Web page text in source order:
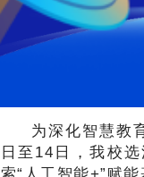
为深化智慧教
日至14日，我校